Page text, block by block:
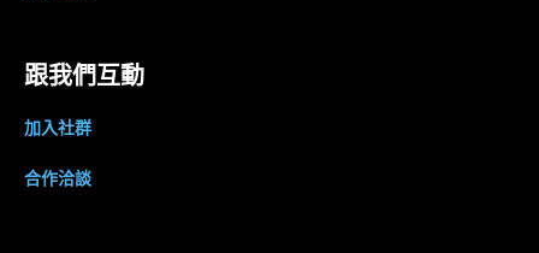
跟我們互動
加入社群
合作洽談